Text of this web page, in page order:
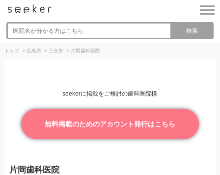
検索
トップ > 広島県 > 三次市 > 片岡歯科医院
seekerに掲載をご検討の歯科医院様
無料掲載のためのアカウント発行はこちら
片岡歯科医院